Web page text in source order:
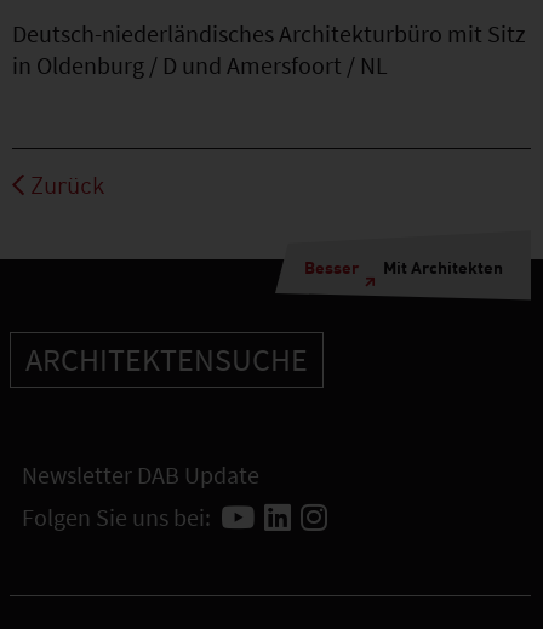
Deutsch-niederländisches Architekturbüro mit Sitz
in Oldenburg / D und Amersfoort / NL
Zurück
Besser Mit Architekten
ARCHITEKTENSUCHE
Newsletter DAB Update
Folgen Sie uns bei: